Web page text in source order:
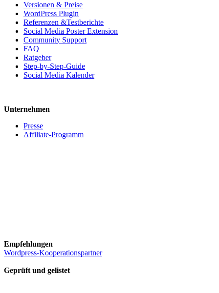
Versionen & Preise
WordPress Plugin
Referenzen &Testberichte
Social Media Poster Extension
Community Support
FAQ
Ratgeber
Step-by-Step-Guide
Social Media Kalender
Unternehmen
Presse
Affiliate-Programm
Empfehlungen
Wordpress-Kooperationspartner
Geprüft und gelistet